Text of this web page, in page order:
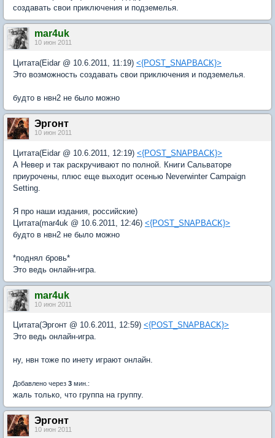
создавать свои приключения и подземелья.
mar4uk
10 июн 2011
Цитата(Eidar @ 10.6.2011, 11:19) <{POST_SNAPBACK}>
Это возможность создавать свои приключения и подземелья.
будто в нвн2 не было можно
Эргонт
10 июн 2011
Цитата(Eidar @ 10.6.2011, 12:19) <{POST_SNAPBACK}>
А Невер и так раскручивают по полной. Книги Сальваторе
приурочены, плюс еще выходит осенью Neverwinter Campaign
Setting.
Я про наши издания, российские)
Цитата(mar4uk @ 10.6.2011, 12:46) <{POST_SNAPBACK}>
будто в нвн2 не было можно
*поднял бровь*
Это ведь онлайн-игра.
mar4uk
10 июн 2011
Цитата(Эргонт @ 10.6.2011, 12:59) <{POST_SNAPBACK}>
Это ведь онлайн-игра.
ну, нвн тоже по инету играют онлайн.
Добавлено через 3 мин.:
жаль только, что группа на группу.
Эргонт
10 июн 2011